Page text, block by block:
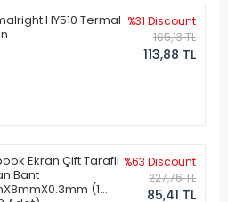
HY510 Termal %31 Discount
165,13 TL
113,88 TL
Ekran Çift Taraflı
Bant
(1
%63 Discount
227,76 TL
85,41 TL